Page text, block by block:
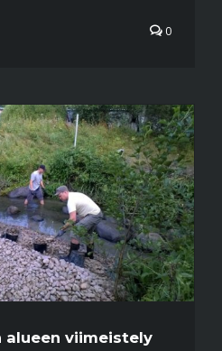
0
alueen viimeistely